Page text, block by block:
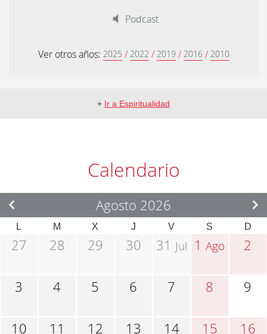
Podcast
Ver otros años: 2025 / 2022 / 2019 / 2016 / 2010
+ Ir a Espiritualidad
Calendario
Agosto 2026
L M X J V S D
27 28 29 30 31 Jul 1Ago 2
3 4 5 6 7 8 9
10 11 12 13 14 15 16